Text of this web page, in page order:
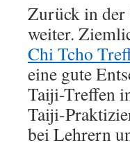
Zurück in der
weiter.
Chi Tcho
eine gute
Taiji-Treffen
Taiji-
bei Lehrern